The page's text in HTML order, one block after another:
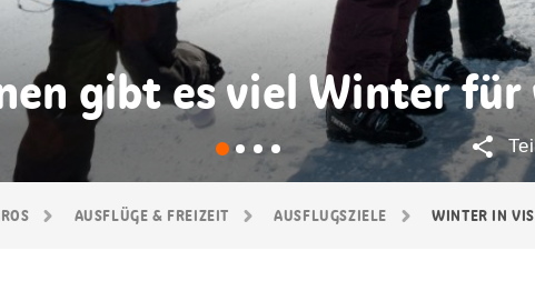
AUSFLÜGE & FREIZEIT AUSFLUGSZIELE WINTER IN
gibt es viel Winter für